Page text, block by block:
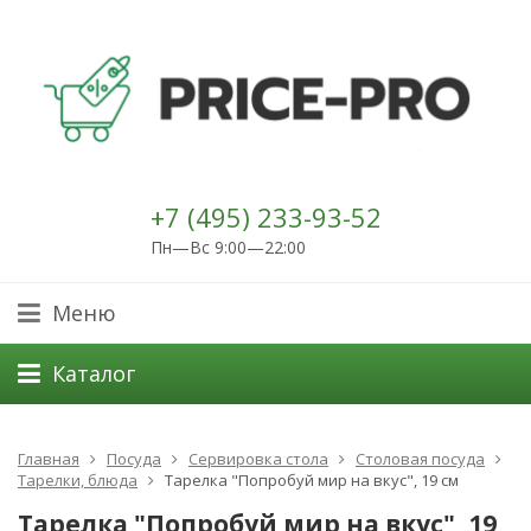
+7 (495) 233-93-52
Пн—Вс 9:00—22:00
Меню
Каталог
Главная Посуда Сервировка стола
Столовая посуда
Тарелки, блюда
Тарелка "Попробуй мир на вкус", 19 см